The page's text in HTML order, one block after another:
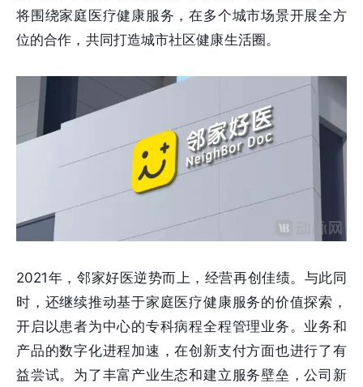
将围绕家庭医疗健康服务，在多个城市场景开展全方
位的合作，共同打造城市社区健康生活圈。
2021年，邻家好医逆势而上，经营再创佳绩。与此同
时，还继续推动基于家庭医疗健康服务的价值探索，
开启以患者为中心的专科病程全程管理业务。业务和
产品的数字化进程加速，在创新支付方面也进行了有
益尝试。为了丰富产业生态和建立服务壁垒，公司新